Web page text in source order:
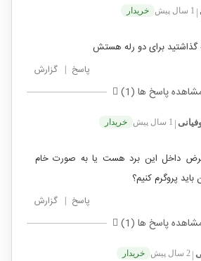
| 1 سال پیش خریدار
گذاشتید برای دو رله هستش
پاسخ | گزارش
پاسخ ها (1)
| 1 سال پیش خریدار
داخل این برد هست یا به صورت خام
پروگرم کنیم؟
پاسخ | گزارش
پاسخ ها (1)
| 2 سال پیش خریدار